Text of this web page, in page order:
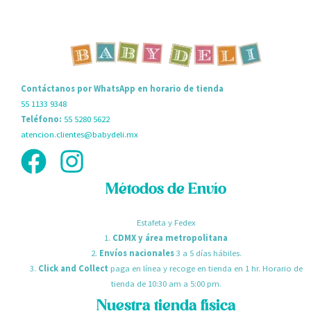
Contáctanos por WhatsApp en horario de tienda
55 1133 9348
Teléfono: 55 5280 5622
atencion.clientes@babydeli.mx
Métodos de Envío
Estafeta y Fedex
1. CDMX y área metropolitana
2. Envíos nacionales3 a 5 días hábiles.
3. Click and Collect paga en línea y recoge en tienda en 1 hr. Horario de
tienda de 10:30 am a 5:00 pm.
Nuestra tienda física